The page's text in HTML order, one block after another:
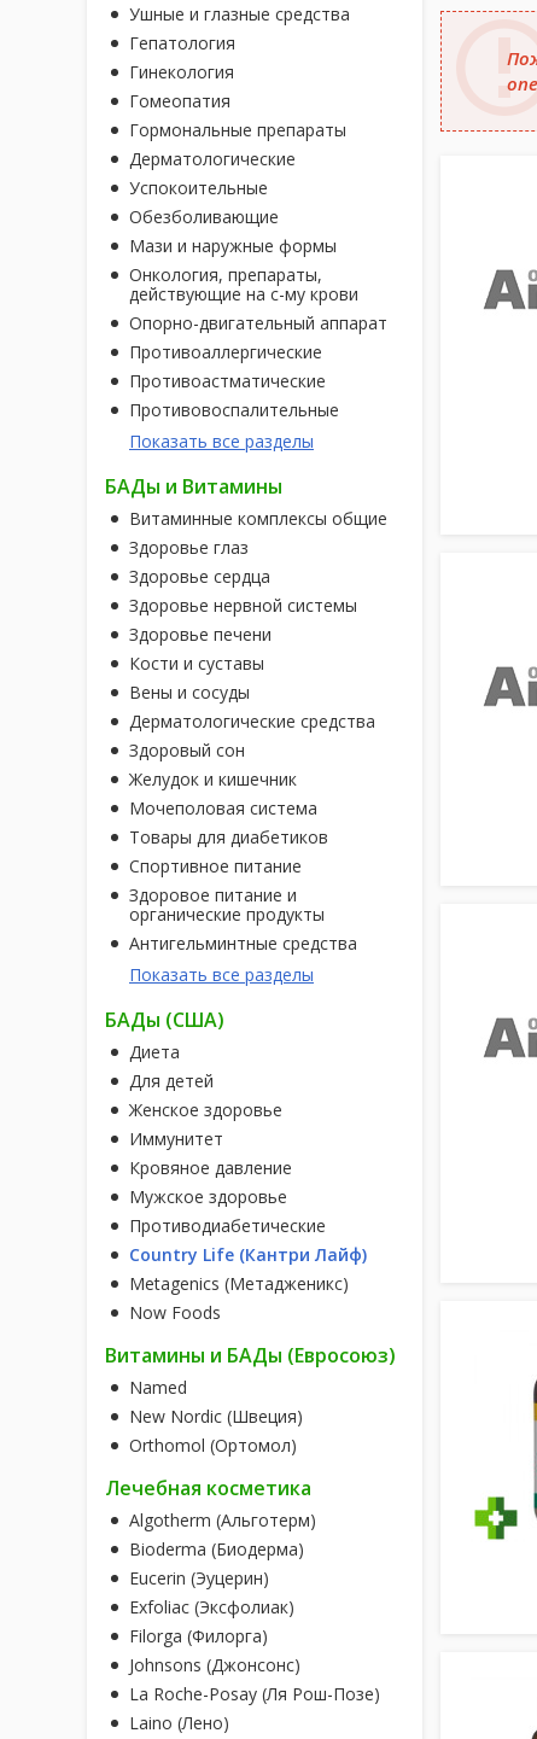
Ушные и глазные средства
Гепатология
Гинекология
Гомеопатия
Гормональные препараты
Дерматологические
Успокоительные
Обезболивающие
Мази и наружные формы
Онкология, препараты,
действующие на с-му крови
Опорно-двигательный аппарат
Противоаллергические
Противоастматические
Противовоспалительные
Показать все разделы
БАДы и Витамины
Витаминные комплексы общие
Здоровье глаз
Здоровье сердца
Здоровье нервной системы
Здоровье печени
Кости и суставы
Вены и сосуды
Дерматологические средства
Здоровый сон
Желудок и кишечник
Мочеполовая система
Товары для диабетиков
Спортивное питание
Здоровое питание и
органические продукты
Антигельминтные средства
Показать все разделы
БАДы (США)
Диета
Для детей
Женское здоровье
Иммунитет
Кровяное давление
Мужское здоровье
Противодиабетические
Country Life (Кантри Лайф)
Metagenics (Метадженикс)
Now Foods
Витамины и БАДы (Евросоюз)
Named
New Nordic (Швеция)
Orthomol (Ортомол)
Лечебная косметика
Algotherm (Альготерм)
Bioderma (Биодерма)
Eucerin (Эуцерин)
Exfoliac (Эксфолиак)
Filorga (Филорга)
Johnsons (Джонсонс)
La Roche-Posay (Ля Рош-Позе)
Laino (Лено)